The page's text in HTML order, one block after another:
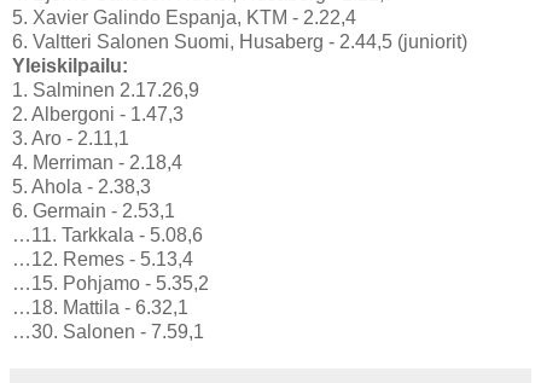
5. Xavier Galindo Espanja, KTM - 2.22,4
6. Valtteri Salonen Suomi, Husaberg - 2.44,5 (juniorit)
Yleiskilpailu:
1. Salminen 2.17.26,9
2. Albergoni - 1.47,3
3. Aro - 2.11,1
4. Merriman - 2.18,4
5. Ahola - 2.38,3
6. Germain - 2.53,1
…11. Tarkkala - 5.08,6
…12. Remes - 5.13,4
…15. Pohjamo - 5.35,2
…18. Mattila - 6.32,1
…30. Salonen - 7.59,1